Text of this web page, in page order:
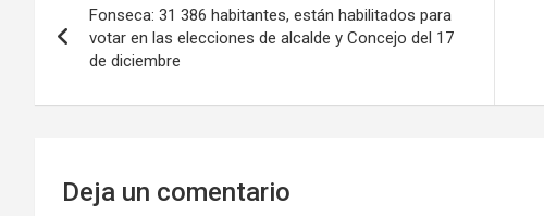
de
Fonseca: 31 386 habitantes, están habilitados para
votar en las elecciones de alcalde y Concejo del 17
de diciembre
Deja un comentario